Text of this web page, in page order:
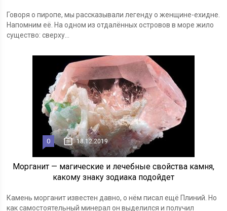
Говоря о пиропе, мы рассказывали легенду о женщине-ехидне.
Напомним её. На одном из отдалённых островов в море жило
существо: сверху...
0 18.12.2019
Морганит — магические и лечебные свойства камня,
какому знаку зодиака подойдет
Камень морганит известен давно, о нём писал ещё Плиний. Но
как самостоятельный минерал он выделился и получил